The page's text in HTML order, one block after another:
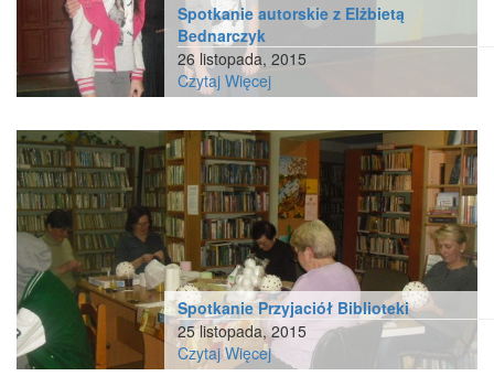
Spotkanie autorskie z Elżbietą
Bednarczyk
26 listopada, 2015
Czytaj Więcej
Spotkanie Przyjaciół Biblioteki
25 listopada, 2015
Czytaj Więcej